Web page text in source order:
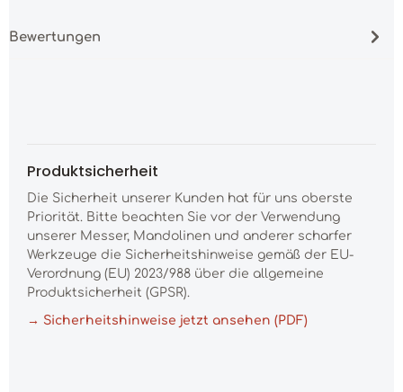
Bewertungen
Produktsicherheit
Die Sicherheit unserer Kunden hat für uns oberste
Priorität. Bitte beachten Sie vor der Verwendung
unserer Messer, Mandolinen und anderer scharfer
Werkzeuge die Sicherheitshinweise gemäß der EU-
Verordnung (EU) 2023/988 über die allgemeine
Produktsicherheit (GPSR).
→ Sicherheitshinweise jetzt ansehen (PDF)